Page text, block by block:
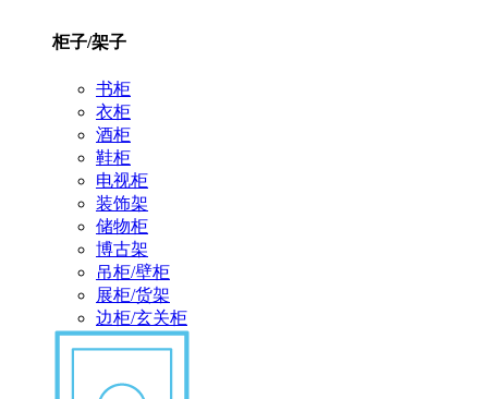
柜子/架子
书柜
衣柜
酒柜
鞋柜
电视柜
装饰架
储物柜
博古架
吊柜/壁柜
展柜/货架
边柜/玄关柜